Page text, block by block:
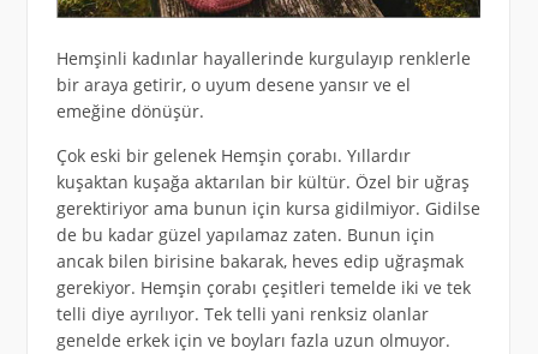
Hemşinli kadınlar hayallerinde kurgulayıp renklerle
bir araya getirir, o uyum desene yansır ve el
emeğine dönüşür.
Çok eski bir gelenek Hemşin çorabı. Yıllardır
kuşaktan kuşağa aktarılan bir kültür. Özel bir uğraş
gerektiriyor ama bunun için kursa gidilmiyor. Gidilse
de bu kadar güzel yapılamaz zaten. Bunun için
ancak bilen birisine bakarak, heves edip uğraşmak
gerekiyor. Hemşin çorabı çeşitleri temelde iki ve tek
telli diye ayrılıyor. Tek telli yani renksiz olanlar
genelde erkek için ve boyları fazla uzun olmuyor.